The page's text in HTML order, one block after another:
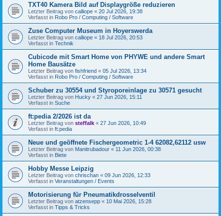
TXT40 Kamera Bild auf Displaygröße reduzieren
Letzter Beitrag von calliope « 20 Jul 2026, 19:38
Verfasst in Robo Pro / Computing / Software
Zuse Computer Museum in Hoyerswerda
Letzter Beitrag von calliope « 18 Jul 2026, 20:53
Verfasst in Technik
Cubicode mit Smart Home von PHYWE und andere Smart
Home Bausätze
Letzter Beitrag von fishfriend « 05 Jul 2026, 13:34
Verfasst in Robo Pro / Computing / Software
Schuber zu 30554 und Styroporeinlage zu 30571 gesucht
Letzter Beitrag von Hucky « 27 Jun 2026, 15:11
Verfasst in Suche
ft:pedia 2/2026 ist da
Letzter Beitrag von steffalk « 27 Jun 2026, 10:49
Verfasst in ft:pedia
Neue und geöffnete Fischergeometric 1-4 62082,62112 usw
Letzter Beitrag von Manitrubadour « 11 Jun 2026, 00:38
Verfasst in Biete
Hobby Messe Leipzig
Letzter Beitrag von chrischan « 09 Jun 2026, 12:33
Verfasst in Veranstaltungen / Events
Motorisierung für Pneumatikdrosselventil
Letzter Beitrag von atzensepp « 10 Mai 2026, 15:28
Verfasst in Tipps & Tricks